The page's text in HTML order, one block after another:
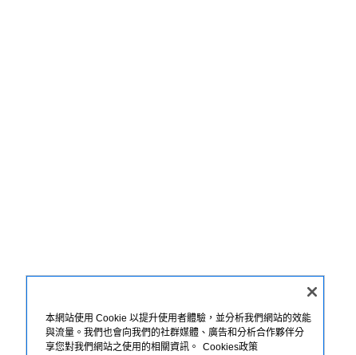
本網站使用 Cookie 以提升使用者體驗，並分析我們網站的效能
與流量。我們也會向我們的社群媒體、廣告和分析合作夥伴分
享您對我們網站之使用的相關資訊。
Cookies政策